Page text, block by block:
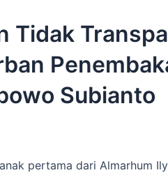
Tidak
Subianto
pertama dari Almarhum